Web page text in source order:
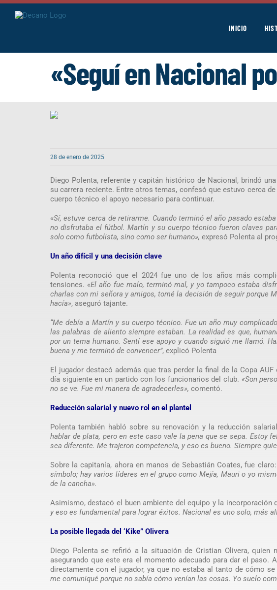
Saltar
INICIO
«Seguí en Nacional
28 de enero de 2025
Diego Polenta, referente y capitán histórico de Nacional, brindó
su carrera reciente. Entre otros temas, confesó que estuvo cerca
cuerpo técnico el apoyo necesario para continuar.
«Sí, estuve cerca de retirarme. Cuando terminó el año pasado
no disfrutaba el fútbol. Martín y su cuerpo técnico fueron claves
solo como futbolista, sino como ser humano», expresó Polenta al
Un año difícil y una decisión clave
Polenta reconoció que el 2024 fue uno de los años más
tensiones. «El año fue malo, terminó mal, y yo tampoco estaba
charlas con mi señora y amigos, tomé la decisión de seguir porque
hacía», aseguró tajante.
“Me debía a Martín y su cuerpo técnico. Fue un año muy
las palabras de aliento siempre estaban. La realidad es que,
por un tema humano. Sentí ese apoyo y cuando siguió me llamó.
buena y me terminó de convencer”, explicó Polenta
El jugador destacó además que tras perder la final de la Copa
día siguiente en un partido con los funcionarios del club. «Son
no se ve. Fue mi manera de agradecerles», comentó.
Reducción salarial y nuevo rol en el plantel
Polenta también habló sobre su renovación y la reducción
hablar de plata, pero en este caso vale la pena que se sepa. Estoy
sea diferente. Me trajeron competencia, y eso es bueno. Siempre
Sobre la capitanía, ahora en manos de Sebastián Coates, fue claro:
símbolo; hay varios líderes en el grupo como Mejía, Mauri o yo
de la cancha».
Asimismo, destacó el buen ambiente del equipo y la incorporación
y eso es fundamental para lograr éxitos. Nacional es uno solo, más
La posible llegada del ‘Kike” Olivera
Diego Polenta se refirió a la situación de Cristian Olivera, quien
asegurando que este era el momento adecuado para dar el paso.
directamente con el jugador, ya que no estaba al tanto de cómo
me comuniqué porque no sabía cómo venían las cosas. Yo suelo